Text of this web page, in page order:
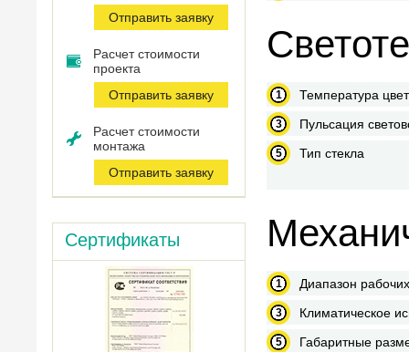
Отправить заявку
Расчет стоимости
проекта
Отправить заявку
Расчет стоимости
монтажа
Отправить заявку
Сертификаты
Температура
Пульсация
Тип стекла
Диапазон
Климатическое
Габаритные